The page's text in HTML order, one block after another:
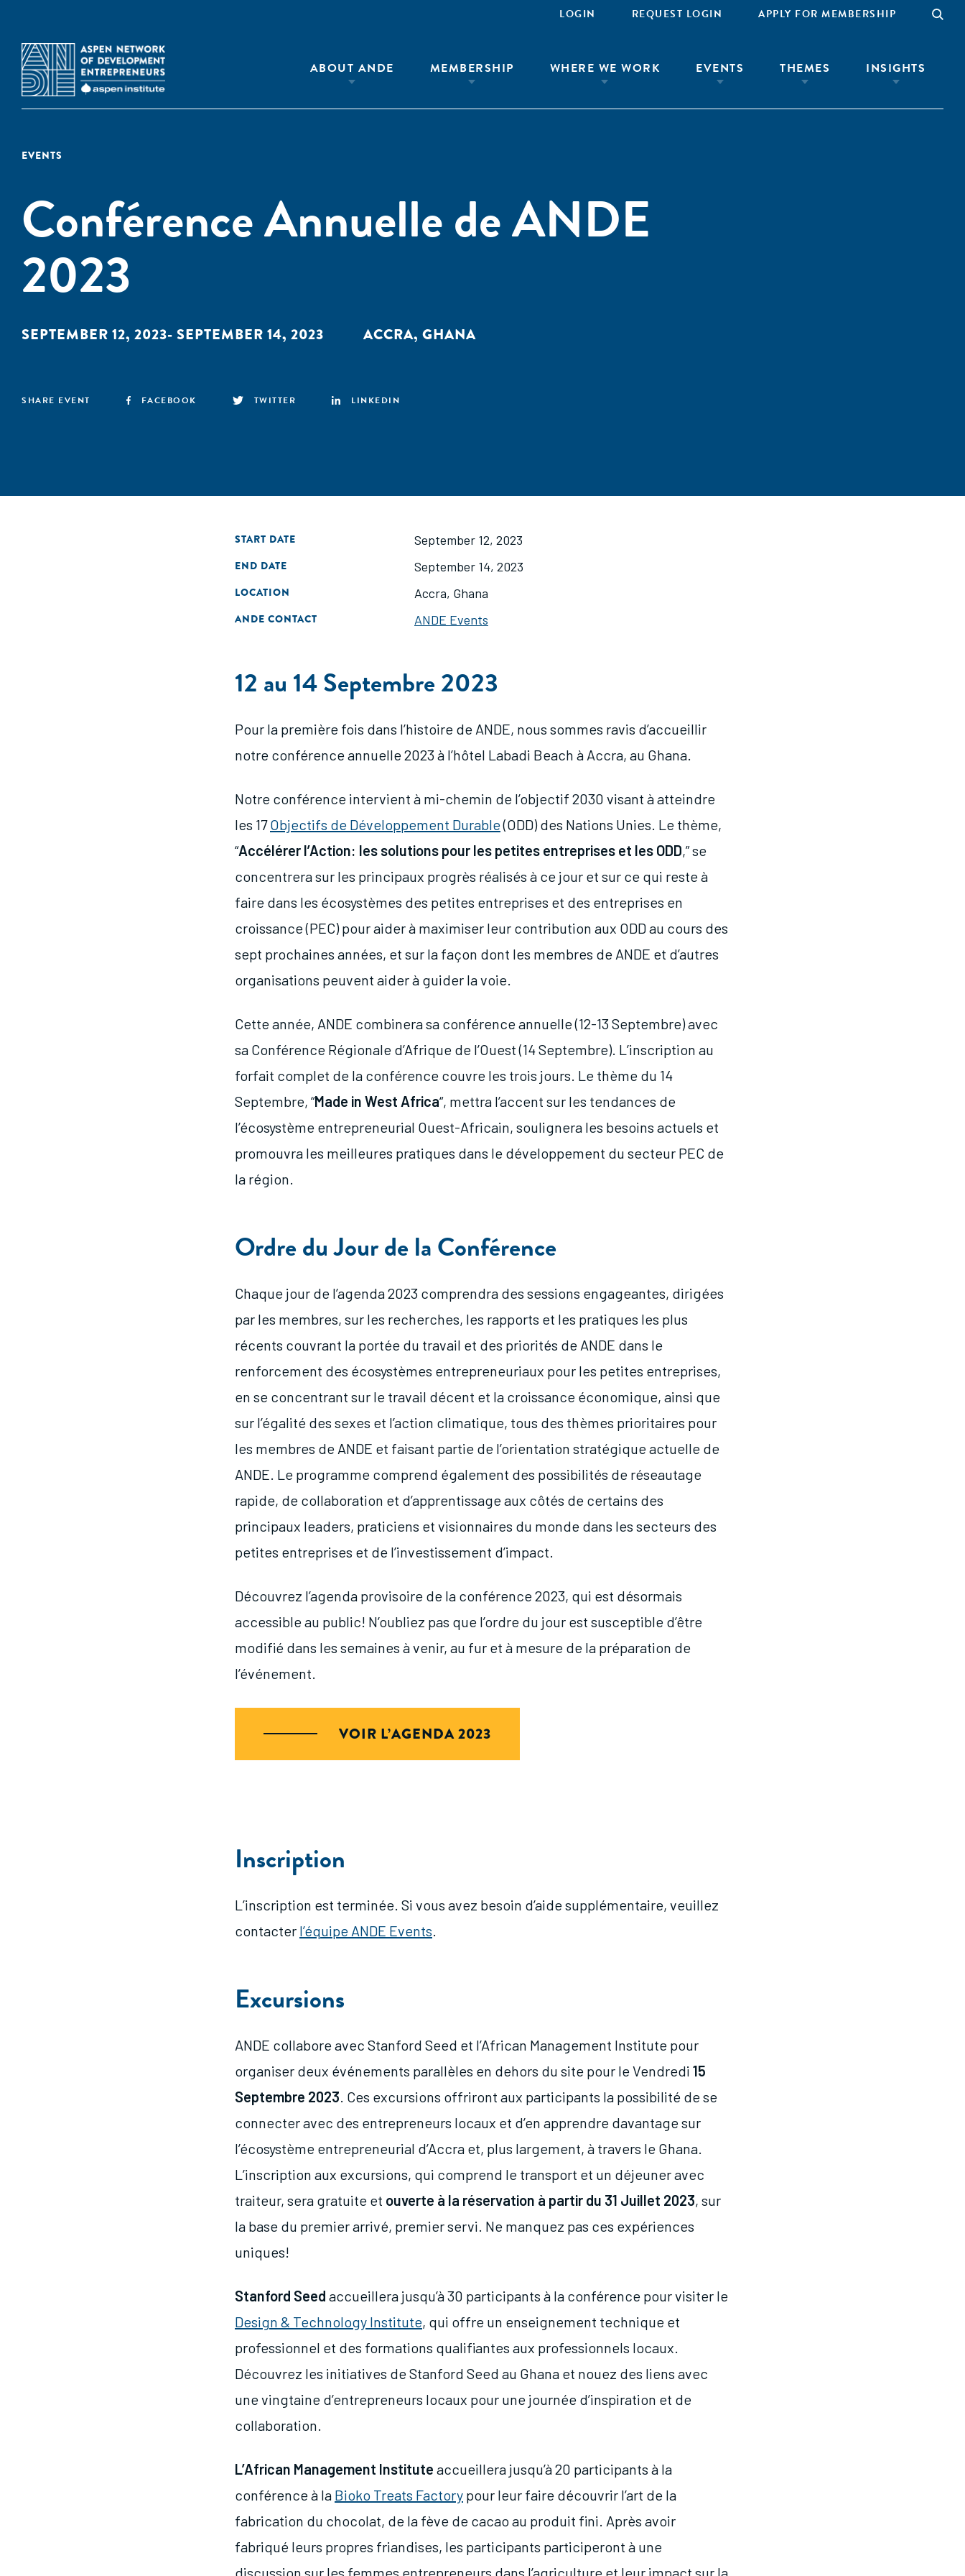
LOGIN REQUEST LOGIN APPLY FOR MEMBERSHIP
ABOUT ANDE MEMBERSHIP WHERE WE WORK EVENTS THEMES INSIGHTS
EVENTS
Conférence Annuelle de ANDE
2023
SEPTEMBER 12, 2023- SEPTEMBER 14, 2023 ACCRA, GHANA
SHARE EVENT FACEBOOK TWITTER LINKEDIN
START DATE September 12, 2023
END DATE September 14, 2023
LOCATION Accra, Ghana
ANDE CONTACT ANDE Events
12 au 14 Septembre 2023
Pour la première fois dans l’histoire de ANDE, nous sommes ravis d’accueillir
notre conférence annuelle 2023 à l’hôtel Labadi Beach à Accra, au Ghana.
Notre conférence intervient à mi-chemin de l’objectif 2030 visant à atteindre
les 17 Objectifs de Développement Durable(ODD) des Nations Unies. Le thème,
“Accélérer l’Action: les solutions pour les petites entreprises et les ODD,” se
concentrera sur les principaux progrès réalisés à ce jour et sur ce qui reste à
faire dans les écosystèmes des petites entreprises et des entreprises en
croissance (PEC) pour aider à maximiser leur contribution aux ODD au cours des
sept prochaines années, et sur la façon dont les membres de ANDE et d’autres
organisations peuvent aider à guider la voie.
Cette année, ANDE combinera sa conférence annuelle (12-13 Septembre) avec
sa Conférence Régionale d’Afrique de l’Ouest (14 Septembre). L’inscription au
forfait complet de la conférence couvre les trois jours. Le thème du 14
Septembre, “Made in West Africa“, mettra l’accent sur les tendances de
l’écosystème entrepreneurial Ouest-Africain, soulignera les besoins actuels et
promouvra les meilleures pratiques dans le développement du secteur PEC de
la région.
Ordre du Jour de la Conférence
Chaque jour de l’agenda 2023 comprendra des sessions engageantes, dirigées
par les membres, sur les recherches, les rapports et les pratiques les plus
récents couvrant la portée du travail et des priorités de ANDE dans le
renforcement des écosystèmes entrepreneuriaux pour les petites entreprises,
en se concentrant sur le travail décent et la croissance économique, ainsi que
sur l’égalité des sexes et l’action climatique, tous des thèmes prioritaires pour
les membres de ANDE et faisant partie de l’orientation stratégique actuelle de
ANDE. Le programme comprend également des possibilités de réseautage
rapide, de collaboration et d’apprentissage aux côtés de certains des
principaux leaders, praticiens et visionnaires du monde dans les secteurs des
petites entreprises et de l’investissement d’impact.
Découvrez l’agenda provisoire de la conférence 2023, qui est désormais
accessible au public! N’oubliez pas que l’ordre du jour est susceptible d’être
modifié dans les semaines à venir, au fur et à mesure de la préparation de
l’événement.
VOIR L’AGENDA 2023
Inscription
L’inscription est terminée. Si vous avez besoin d’aide supplémentaire, veuillez
contacter l’équipe ANDE Events.
Excursions
ANDE collabore avec Stanford Seed et l’African Management Institute pour
organiser deux événements parallèles en dehors du site pour le Vendredi 15
Septembre 2023. Ces excursions offriront aux participants la possibilité de se
connecter avec des entrepreneurs locaux et d’en apprendre davantage sur
l’écosystème entrepreneurial d’Accra et, plus largement, à travers le Ghana.
L’inscription aux excursions, qui comprend le transport et un déjeuner avec
traiteur, sera gratuite et ouverte à la réservation à partir du 31 Juillet 2023, sur
la base du premier arrivé, premier servi. Ne manquez pas ces expériences
uniques!
Stanford Seed accueillera jusqu’à 30 participants à la conférence pour visiter le
Design & Technology Institute, qui offre un enseignement technique et
professionnel et des formations qualifiantes aux professionnels locaux.
Découvrez les initiatives de Stanford Seed au Ghana et nouez des liens avec
une vingtaine d’entrepreneurs locaux pour une journée d’inspiration et de
collaboration.
L’African Management Institute accueillera jusqu’à 20 participants à la
conférence à la Bioko Treats Factory pour leur faire découvrir l’art de la
fabrication du chocolat, de la fève de cacao au produit fini. Après avoir
fabriqué leurs propres friandises, les participants participeront à une
discussion sur les femmes entrepreneurs dans l’agriculture et leur impact sur la